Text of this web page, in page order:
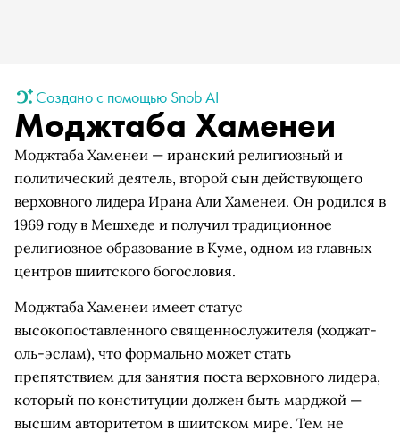
Создано с помощью Snob AI
Моджтаба Хаменеи
Моджтаба Хаменеи — иранский религиозный и
политический деятель, второй сын действующего
верховного лидера Ирана Али Хаменеи. Он родился в
1969 году в Мешхеде и получил традиционное
религиозное образование в Куме, одном из главных
центров шиитского богословия.
Моджтаба Хаменеи имеет статус
высокопоставленного священнослужителя (ходжат-
оль-эслам), что формально может стать
препятствием для занятия поста верховного лидера,
который по конституции должен быть марджой —
высшим авторитетом в шиитском мире. Тем не